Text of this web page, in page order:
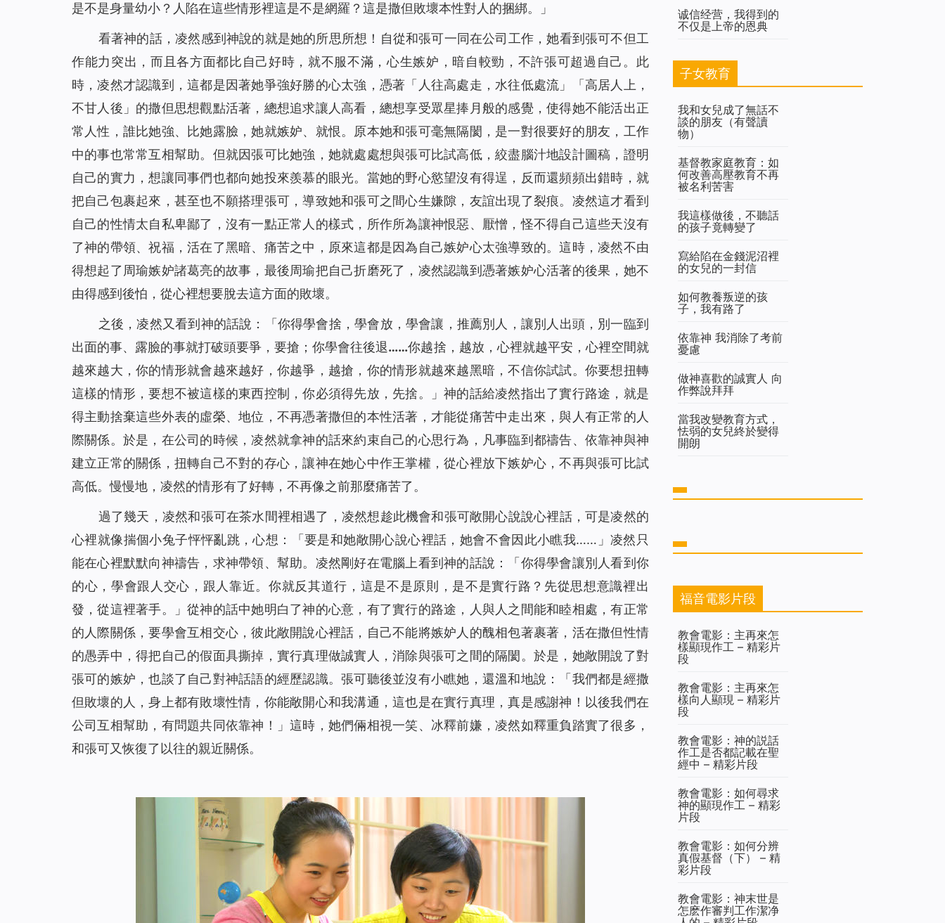
是不是身量幼小？人陷在這些情形裡這是不是網羅？這是撒但敗壞本性對人的捆綁。
」
看著神的話，凌然感到神說的就是她的所思所想！自從和張可一同在公司工作，她看到張可不但工
作能力突出，而且各方面都比自己好時，就不服不滿，心生嫉妒，暗自較勁，不許張可超過自己。此
時，凌然才認識到，這都是因著她爭強好勝的心太強，憑著「人往高處走，水往低處流」「高居人上，
不甘人後」的撒但思想觀點活著，總想追求讓人高看，總想享受眾星捧月般的感覺，使得她不能活出正
常人性，誰比她強、比她露臉，她就嫉妒、就恨。原本她和張可毫無隔閡，是一對很要好的朋友，工作
中的事也常常互相幫助。但就因張可比她強，她就處處想與張可比試高低，絞盡腦汁地設計圖稿，證明
自己的實力，想讓同事們也都向她投來羨慕的眼光。當她的野心慾望沒有得逞，反而還頻頻出錯時，就
把自己包裹起來，甚至也不願搭理張可，導致她和張可之間心生嫌隙，友誼出現了裂痕。凌然這才看到
自己的性情太自私卑鄙了，沒有一點正常人的樣式，所作所為讓神恨惡、厭憎，怪不得自己這些天沒有
了神的帶領、祝福，活在了黑暗、痛苦之中，原來這都是因為自己嫉妒心太強導致的。這時，凌然不由
得想起了周瑜嫉妒諸葛亮的故事，最後周瑜把自己折磨死了， 凌然認識到憑著嫉妒心活著的後果，她不
由得感到後怕，從心裡想要脫去這方面的敗壞。
之後，凌然又看到神的話說：「 你得學會捨，學會放，學會讓，推薦別人，讓別人出頭，別一臨到
出面的事、露臉的事就打破頭要爭，要搶；你學會往後退……你越捨，越放，心裡就越平安，心裡空間就
越來越大，你的情形就會越來越好，你越爭，越搶，你的情形就越來越黑暗，不信你試試。你要想扭轉
這樣的情形，要想不被這樣的東西控制，你必須得先放，先捨。
」神的話給凌然指出了實行路途，就是
得主動捨棄這些外表的虛榮、地位，不再憑著撒但的本性活著，才能從痛苦中走出來，與人有正常的人
際關係。於是，在公司的時候，凌然就拿神的話來約束自己的心思行為，凡事臨到都禱告、依靠神與神
建立正常的關係，扭轉自己不對的存心，讓神在她心中作王掌權，從心裡放下嫉妒心，不再與張可比試
高低。慢慢地，凌然的情形有了好轉，不再像之前那麼痛苦了。
過了幾天，凌然和張可在茶水間裡相遇了，凌然想趁此機會和張可敞開心說說心裡話，可是凌然的
心裡就像揣個小兔子怦怦亂跳，心想：「要是和她敞開心說心裡話，她會不會因此小瞧我……」凌然只
能在心裡默默向神禱告，求神帶領、幫助。凌然剛好在電腦上看到神的話說：「 你得學會讓別人看到你
的心，學會跟人交心，跟人靠近。你就反其道行，這是不是原則，是不是實行路？先從思想意識裡出
發，從這裡著手。
」從神的話中她明白了神的心意，有了實行的路途，人與人之間能和睦相處，有正常
的人際關係，要學會互相交心，彼此敞開說心裡話，自己不能將嫉妒人的醜相包著裹著，活在撒但性情
的愚弄中，得把自己的假面具撕掉，實行真理做誠實人，消除與張可之間的隔閡。於是，她敞開說了對
張可的嫉妒，也談了自己對神話語的經歷認識。張可聽後並沒有小瞧她，還溫和地說：「我們都是經撒
但敗壞的人，身上都有敗壞性情，你能敞開心和我溝通，這也是在實行真理，真是感謝神！以後我們在
公司互相幫助，有問題共同依靠神！」這時，她們倆相視一笑、冰釋前嫌，凌然如釋重負踏實了很多，
和張可又恢復了以往的親近關係。
诚信经营，我得到的
不仅是上帝的恩典
子女教育
我和女兒成了無話不
談的朋友（有聲讀
物）
基督教家庭教育：如
何改善高壓教育不再
被名利苦害
我這樣做後，不聽話
的孩子竟轉變了
寫給陷在金錢泥沼裡
的女兒的一封信
如何教養叛逆的孩
子，我有路了
依靠神 我消除了考前
憂慮
做神喜歡的誠實人 向
作弊說拜拜
當我改變教育方式，
怯弱的女兒終於變得
開朗
福音電影片段
教會電影：主再來怎
樣顯現作工 – 精彩片
段
教會電影：主再來怎
樣向人顯現 – 精彩片
段
教會電影：神的説話
作工是否都記載在聖
經中 – 精彩片段
教會電影：如何尋求
神的顯現作工 – 精彩
片段
教會電影：如何分辨
真假基督（下） – 精
彩片段
教會電影：神末世是
怎麽作審判工作潔净